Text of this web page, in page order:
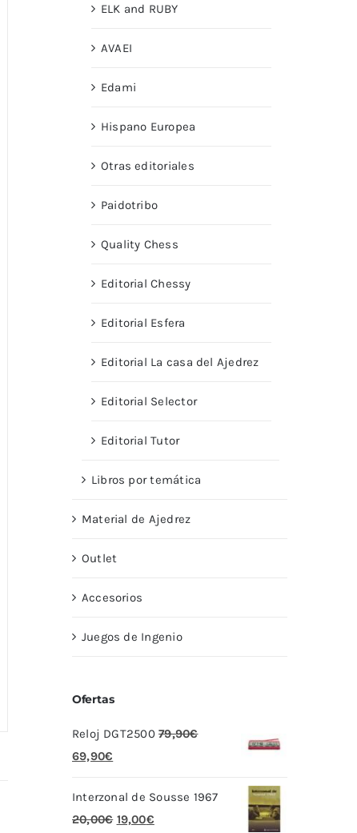
ELK and RUBY
AVAEI
Edami
Hispano Europea
Otras editoriales
Paidotribo
Quality Chess
Editorial Chessy
Editorial Esfera
Editorial La casa del Ajedrez
Editorial Selector
Editorial Tutor
Libros por temática
Material de Ajedrez
Outlet
Accesorios
Juegos de Ingenio
Ofertas
Reloj DGT2500 79,90€
El
original
era:
69,90€
actual
es:
Interzonal de Sousse 1967
20,00€ El
19,00€El